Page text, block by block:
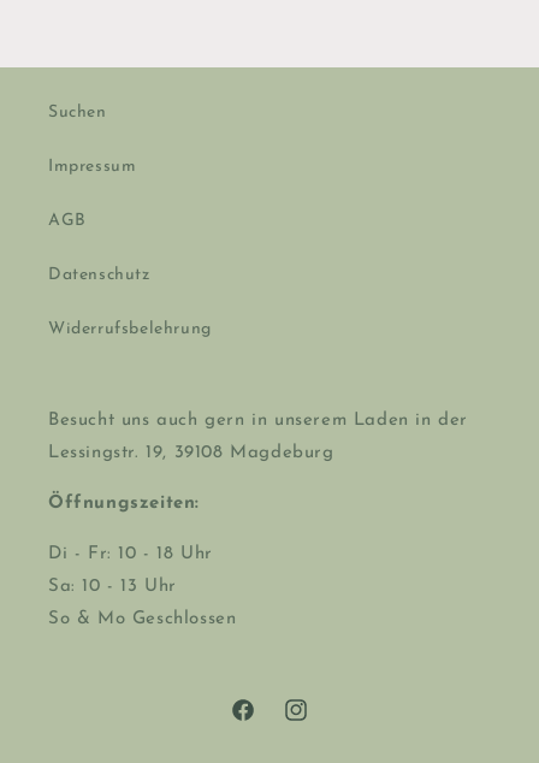
Suchen
Impressum
AGB
Datenschutz
Widerrufsbelehrung
Besucht uns auch gern in unserem Laden in der
Lessingstr. 19, 39108 Magdeburg
Öffnungszeiten:
Di - Fr: 10 - 18 Uhr
Sa: 10 - 13 Uhr
So & Mo Geschlossen
FacebookInstagram